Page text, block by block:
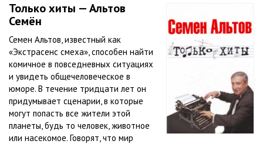
Только хиты — Альтов
Семён
Семен Альтов, известный как
«Экстрасенс смеха», способен найти
комичное в повседневных ситуациях
и увидеть общечеловеческое в
юморе. В течение тридцати лет он
придумывает сценарии, в которые
могут попасть все жители этой
планеты, будь то человек, животное
или насекомое. Говорят, что мир